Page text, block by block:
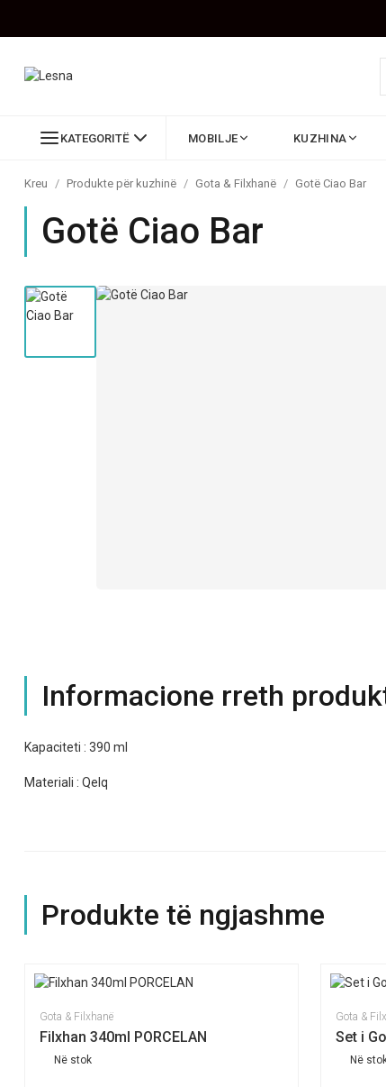
KATEGORITË MOBILJE KUZHINA
Kreu / Produkte për kuzhinë / Gota & Filxhanë / Gotë Ciao Bar
Gotë Ciao Bar
Informacione rreth
Kapaciteti : 390 ml
Materiali : Qelq
Produkte të ngjashme
Gota & Filxhanë
Filxhan 340ml PORCELAN
Në stok
Gota &
Set i
Në